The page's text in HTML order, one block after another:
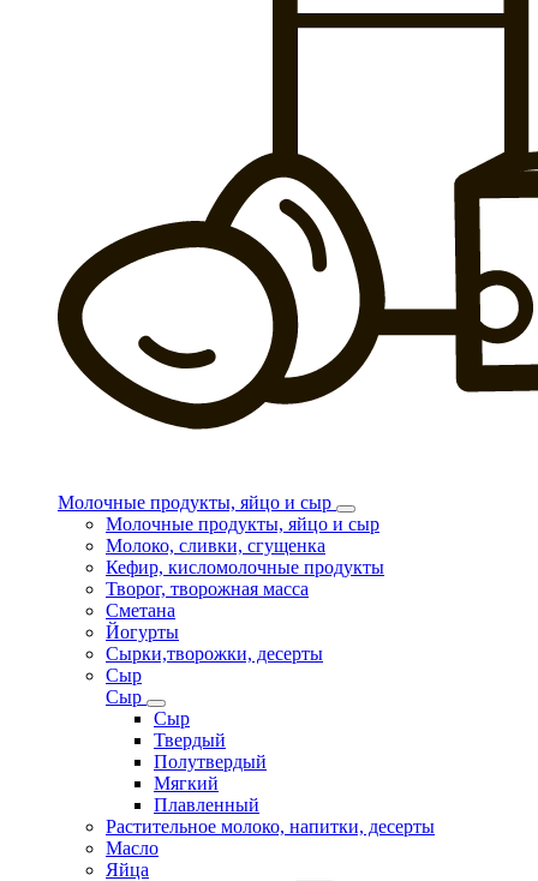
Молочные продукты, яйцо и сыр
Молочные продукты, яйцо и сыр
Молоко, сливки, сгущенка
Кефир, кисломолочные продукты
Творог, творожная масса
Сметана
Йогурты
Сырки,творожки, десерты
Сыр
Сыр
Сыр
Твердый
Полутвердый
Мягкий
Плавленный
Растительное молоко, напитки, десерты
Масло
Яйца